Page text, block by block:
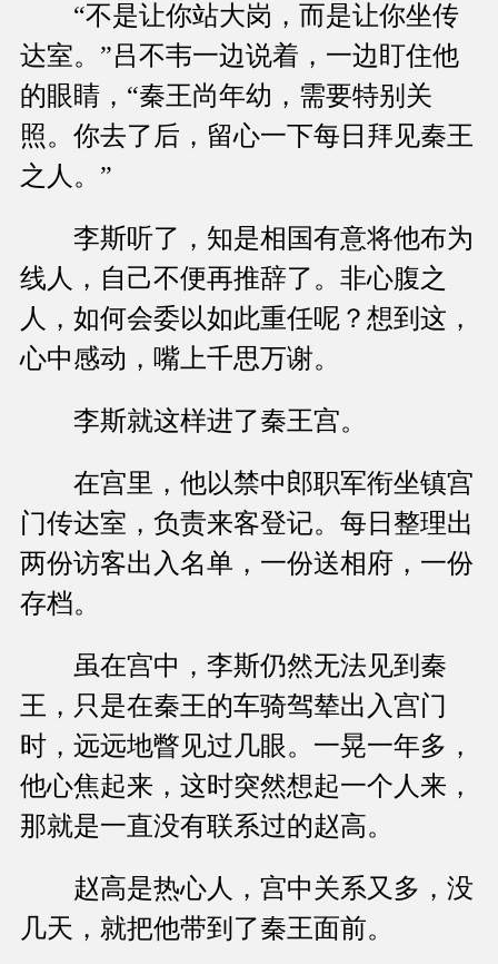
“不是让你站大岗，而是让你坐传
达室。”吕不韦一边说着，一边盯住他
的眼睛，“秦王尚年幼，需要特别关
照。你去了后，留心一下每日拜见秦王
之人。”
李斯听了，知是相国有意将他布为
线人，自己不便再推辞了。非心腹之
人，如何会委以如此重任呢？想到这，
心中感动，嘴上千思万谢。
李斯就这样进了秦王宫。
在宫里，他以禁中郎职军衔坐镇宫
门传达室，负责来客登记。每日整理出
两份访客出入名单，一份送相府，一份
存档。
虽在宫中，李斯仍然无法见到秦
王，只是在秦王的车骑驾辇出入宫门
时，远远地瞥见过几眼。一晃一年多，
他心焦起来，这时突然想起一个人来，
那就是一直没有联系过的赵高。
赵高是热心人，宫中关系又多，没
几天，就把他带到了秦王面前。